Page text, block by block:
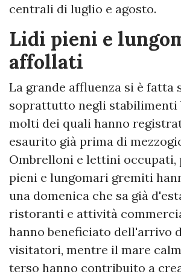
centrali di luglio e agosto.
Lidi pieni e
affollati
La grande affluenza si è fatta
soprattutto negli stabilimenti
molti dei quali hanno
esaurito già prima di
Ombrelloni e lettini occupati,
pieni e lungomari gremiti
una domenica che sa già
ristoranti e attività
hanno beneficiato dell'arrivo
visitatori, mentre il mare
terso hanno contribuito a